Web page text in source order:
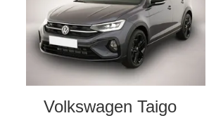
Volkswagen Taigo